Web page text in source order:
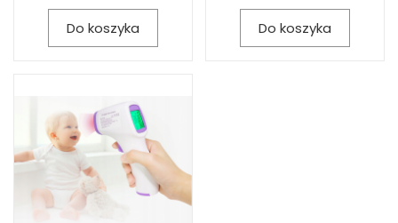
Do koszyka Do koszyka